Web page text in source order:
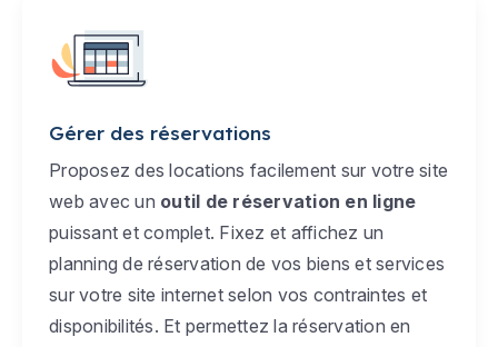
Gérer des réservations
Proposez des locations facilement sur votre site
web avec un outil de réservation en ligne
puissant et complet. Fixez et affichez un
planning de réservation de vos biens et services
sur votre site internet selon vos contraintes et
disponibilités. Et permettez la réservation en